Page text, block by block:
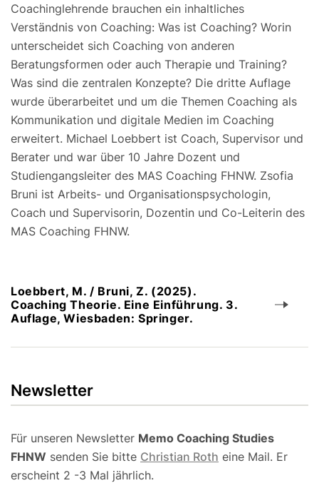
Coachinglehrende brauchen ein inhaltliches
Verständnis von Coaching: Was ist Coaching? Worin
unterscheidet sich Coaching von anderen
Beratungsformen oder auch Therapie und Training?
Was sind die zentralen Konzepte? Die dritte Auflage
wurde überarbeitet und um die Themen Coaching als
Kommunikation und digitale Medien im Coaching
erweitert. Michael Loebbert ist Coach, Supervisor und
Berater und war über 10 Jahre Dozent und
Studiengangsleiter des MAS Coaching FHNW. Zsofia
Bruni ist Arbeits- und Organisationspsychologin,
Coach und Supervisorin, Dozentin und Co-Leiterin des
MAS Coaching FHNW.
Loebbert, M. / Bruni, Z. (2025).
Coaching Theorie. Eine Einführung. 3.
Auflage, Wiesbaden: Springer.
Newsletter
Für unseren Newsletter Memo Coaching Studies
FHNW senden Sie bitte Christian Roth eine Mail. Er
erscheint 2 -3 Mal jährlich.